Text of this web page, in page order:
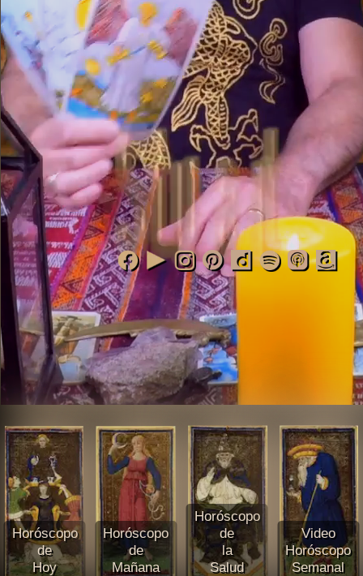
Horóscopo
de
Hoy
Horóscopo
de
Mañana
Horóscopo
de
la
Salud
Video
Horóscopo
Semanal